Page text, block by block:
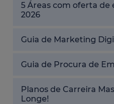
5 Áreas com oferta de
2026
Guia de Marketing
Guia de Procura de
Planos de Carreira
Longe!